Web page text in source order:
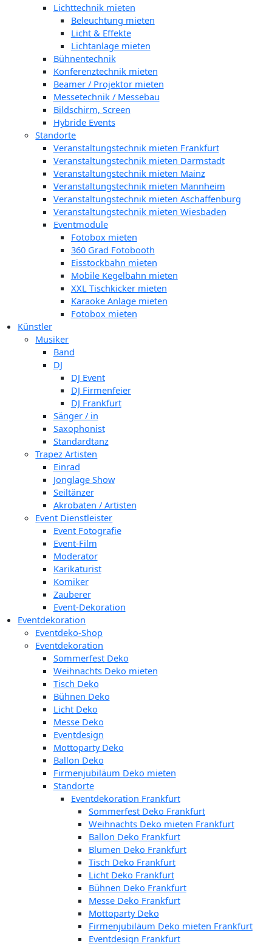
Lichttechnik mieten
Beleuchtung mieten
Licht & Effekte
Lichtanlage mieten
Bühnentechnik
Konferenztechnik mieten
Beamer / Projektor mieten
Messetechnik / Messebau
Bildschirm, Screen
Hybride Events
Standorte
Veranstaltungstechnik mieten Frankfurt
Veranstaltungstechnik mieten Darmstadt
Veranstaltungstechnik mieten Mainz
Veranstaltungstechnik mieten Mannheim
Veranstaltungstechnik mieten Aschaffenburg
Veranstaltungstechnik mieten Wiesbaden
Eventmodule
Fotobox mieten
360 Grad Fotobooth
Eisstockbahn mieten
Mobile Kegelbahn mieten
XXL Tischkicker mieten
Karaoke Anlage mieten
Fotobox mieten
Künstler
Musiker
Band
DJ
DJ Event
DJ Firmenfeier
DJ Frankfurt
Sänger / in
Saxophonist
Standardtanz
Trapez Artisten
Einrad
Jonglage Show
Seiltänzer
Akrobaten / Artisten
Event Dienstleister
Event Fotografie
Event-Film
Moderator
Karikaturist
Komiker
Zauberer
Event-Dekoration
Eventdekoration
Eventdeko-Shop
Eventdekoration
Sommerfest Deko
Weihnachts Deko mieten
Tisch Deko
Bühnen Deko
Licht Deko
Messe Deko
Eventdesign
Mottoparty Deko
Ballon Deko
Firmenjubiläum Deko mieten
Standorte
Eventdekoration Frankfurt
Sommerfest Deko Frankfurt
Weihnachts Deko mieten Frankfurt
Ballon Deko Frankfurt
Blumen Deko Frankfurt
Tisch Deko Frankfurt
Licht Deko Frankfurt
Bühnen Deko Frankfurt
Messe Deko Frankfurt
Mottoparty Deko
Firmenjubiläum Deko mieten Frankfurt
Eventdesign Frankfurt